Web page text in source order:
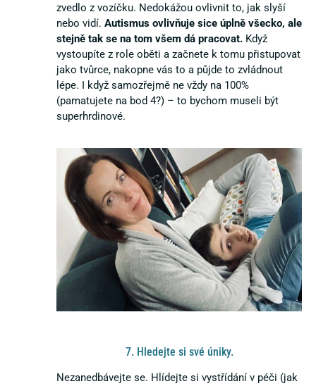
zvedlo z vozíčku. Nedokážou ovlivnit to, jak slyší
nebo vidí. Autismus ovlivňuje sice úplně všecko, ale
stejně tak se na tom všem dá pracovat. Když
vystoupíte z role oběti a začnete k tomu přistupovat
jako tvůrce, nakopne vás to a půjde to zvládnout
lépe. I když samozřejmě ne vždy na 100%
(pamatujete na bod 4?) – to bychom museli být
superhrdinové.
7. Hledejte si své úniky.
Nezanedbávejte se. Hlídejte si vystřídání v péči (jak